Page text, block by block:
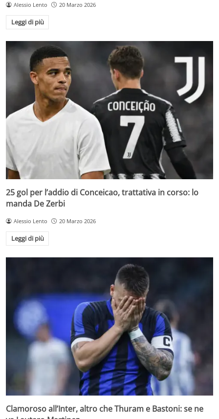
Alessio Lento 20 Marzo 2026
Leggi di più
25 gol per l’addio di Conceicao, trattativa in corso: lo
manda De Zerbi
Alessio Lento 20 Marzo 2026
Leggi di più
Clamoroso all’Inter, altro che Thuram e Bastoni: se ne